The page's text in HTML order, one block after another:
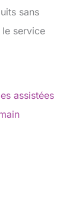
sans
service
assistées